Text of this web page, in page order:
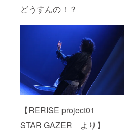
どうすんの！？
【RERISE project01
STAR GAZER より】